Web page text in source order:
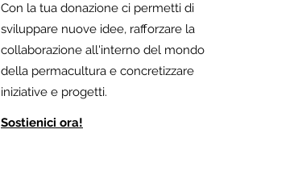
Con la tua donazione ci permetti di
sviluppare nuove idee, rafforzare la
collaborazione all'interno del mondo
della permacultura e concretizzare
iniziative e progetti.
Sostienici ora!